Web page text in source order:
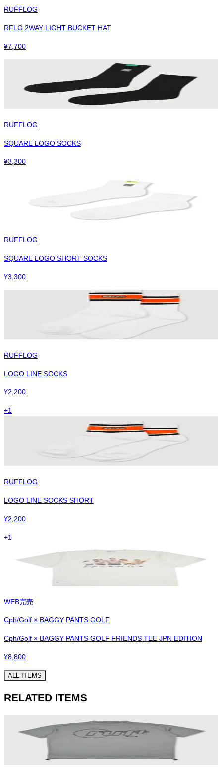
RUFFLOG
RFLG 2WAY LIGHT BUCKET HAT
¥7,700
RUFFLOG
SQUARE LOGO SOCKS
¥3,300
RUFFLOG
SQUARE LOGO SHORT SOCKS
¥3,300
RUFFLOG
LOGO LINE SOCKS
¥2,200
+1
RUFFLOG
LOGO LINE SOCKS SHORT
¥2,200
+1
WEB完売
Cph/Golf × BAGGY PANTS GOLF
Cph/Golf × BAGGY PANTS GOLF FRIENDS TEE JPN EDITION
¥8,800
ALL ITEMS
RELATED ITEMS